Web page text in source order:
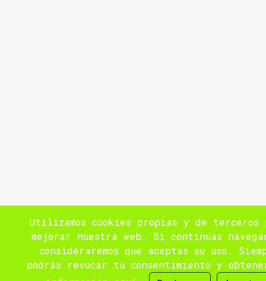
Utilizamos cookies propias y de terceros
mejorar nuestra web. Si continúas
consideraremos que aceptas su uso.
podrás revocar tu consentimiento y